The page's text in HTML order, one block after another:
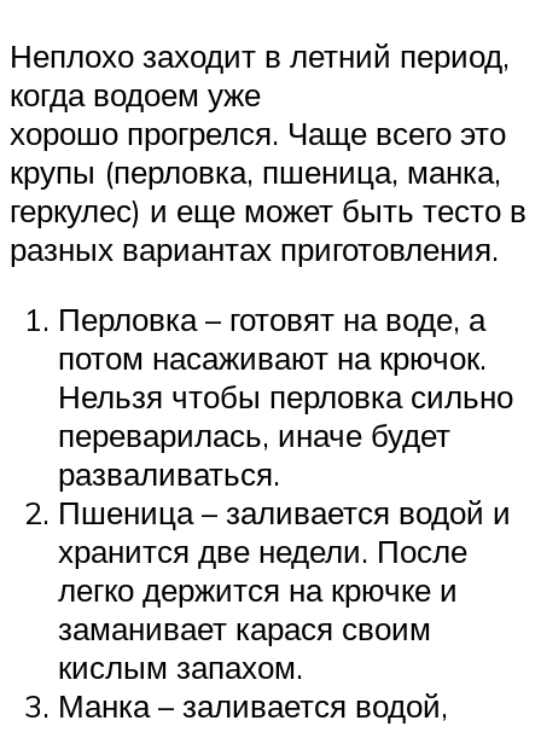
Неплохо заходит в летний период,
когда водоем уже
хорошо прогрелся. Чаще всего это
крупы (перловка, пшеница, манка,
геркулес) и еще может быть тесто в
разных вариантах приготовления.
Перловка – готовят на воде, а
потом насаживают на крючок.
Нельзя чтобы перловка сильно
переварилась, иначе будет
разваливаться.
Пшеница – заливается водой и
хранится две недели. После
легко держится на крючке и
заманивает карася своим
кислым запахом.
Манка – заливается водой,